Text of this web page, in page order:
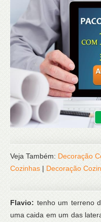
Veja Também: Decoração
Cozinhas | Decoração
Flavio: tenho um terreno
uma caida em um das